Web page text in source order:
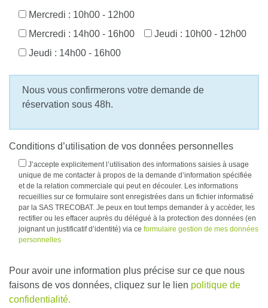
Mercredi : 10h00 - 12h00
Mercredi : 14h00 - 16h00
Jeudi : 10h00 - 12h00
Jeudi : 14h00 - 16h00
Nous vous confirmerons votre demande de
réservation sous 48h.
Conditions d’utilisation de vos données personnelles
J’accepte explicitement l’utilisation des informations saisies à usage
unique de me contacter à propos de la demande d’information spécifiée
et de la relation commerciale qui peut en découler. Les informations
recueillies sur ce formulaire sont enregistrées dans un fichier informatisé
par la SAS TRECOBAT. Je peux en tout temps demander à y accéder, les
rectifier ou les effacer auprès du délégué à la protection des données (en
joignant un justificatif d’identité) via ce formulaire gestion de mes données
personnelles
Pour avoir une information plus précise sur ce que nous
faisons de vos données, cliquez sur le lien politique de
confidentialité.